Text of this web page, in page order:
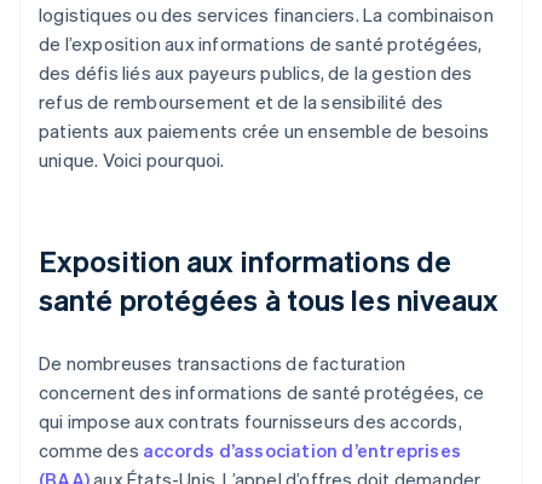
logistiques ou des services financiers. La combinaison
de l’exposition aux informations de santé protégées,
des défis liés aux payeurs publics, de la gestion des
refus de remboursement et de la sensibilité des
patients aux paiements crée un ensemble de besoins
unique. Voici pourquoi.
Exposition aux informations de
santé protégées à tous les niveaux
De nombreuses transactions de facturation
concernent des informations de santé protégées, ce
qui impose aux contrats fournisseurs des accords,
comme des accords d’association d’entreprises